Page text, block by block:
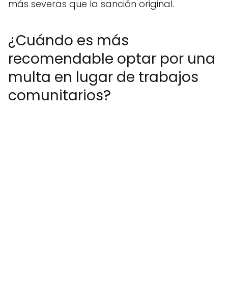
más severas que la sanción original.
¿Cuándo es más
recomendable optar por una
multa en lugar de trabajos
comunitarios?